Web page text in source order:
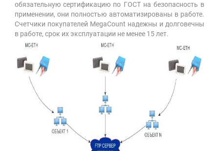
обязательную сертификацию по ГОСТ на безопасность в
применении, они полностью автоматизированы в работе.
Счетчики покупателей MegaCount надежны и долговечны
в работе, срок их эксплуатации не менее 15 лет.